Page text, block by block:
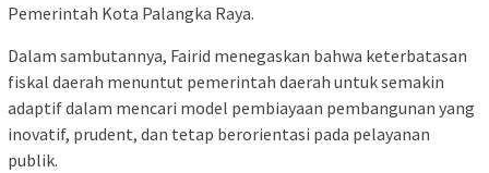
Pemerintah Kota Palangka Raya.
Dalam sambutannya, Fairid menegaskan bahwa keterbatasan
fiskal daerah menuntut pemerintah daerah untuk semakin
adaptif dalam mencari model pembiayaan pembangunan yang
inovatif, prudent, dan tetap berorientasi pada pelayanan
publik.